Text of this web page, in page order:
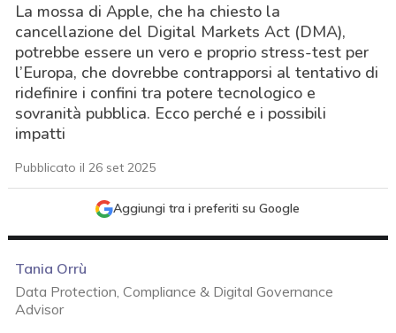
La mossa di Apple, che ha chiesto la
cancellazione del Digital Markets Act (DMA),
potrebbe essere un vero e proprio stress-test per
l’Europa, che dovrebbe contrapporsi al tentativo di
ridefinire i confini tra potere tecnologico e
sovranità pubblica. Ecco perché e i possibili
impatti
Pubblicato il 26 set 2025
Aggiungi tra i preferiti su Google
Tania Orrù
Data Protection, Compliance & Digital Governance
Advisor